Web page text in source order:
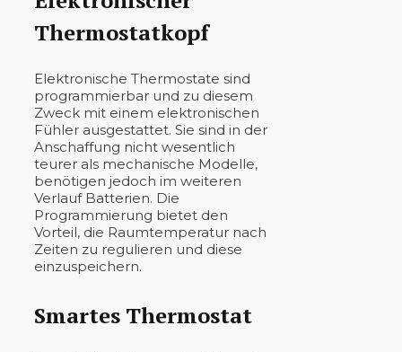
Thermostatkopf
Elektronische Thermostate sind
programmierbar und zu diesem
Zweck mit einem elektronischen
Fühler ausgestattet. Sie sind in der
Anschaffung nicht wesentlich
teurer als mechanische Modelle,
benötigen jedoch im weiteren
Verlauf Batterien. Die
Programmierung bietet den
Vorteil, die Raumtemperatur nach
Zeiten zu regulieren und diese
einzuspeichern.
Smartes Thermostat